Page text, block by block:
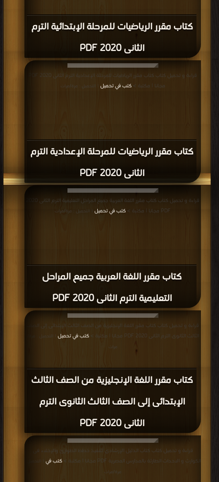
كتاب مقرر الرياضيات للمرحلة الإبتدائية الترم
الثانى 2020 PDF
كتاب مقرر الرياضيات للمرحلة الإعدادية الترم
الثانى 2020 PDF
مجانا | مكتبة >كتب في تحميل | التحميل : مرة/مرات
كتاب مقرر اللغة العربية جميع المراحل
التعليمية الترم الثانى 2020 PDF
قراءة و تحميل كتاب كتاب مقرر اللغة العربية جميع المراحل التعليمية الترم الثانى 2020
PDF مجانا | مكتبة >
كتب في تحميل | التحميل : مرة/مرات
كتاب مقرر اللغة الإنجليزية من الصف الثالث
الإبتدائى إلى الصف الثالث الثانوى الترم
الثانى 2020 PDF
قراءة و تحميل كتاب كتاب مقرر اللغة الإنجليزية من الصف الثالث الإبتدائى إلى الصف
الثالث الثانوى الترم الثانى 2020 PDF مجانا | مكتبة >
كتب في تحميل
| التحميل : مرة/
مرات
قراءة و تحميل كتاب كتاب الدليل الإرشادي لتنفيذ خطط الطوارئ والإخلاء فى
الكوارث و الاحداث الطارئة بالمدارس المصرية PDF مجانا | مكتبة >
كتب في
مرة/مرات